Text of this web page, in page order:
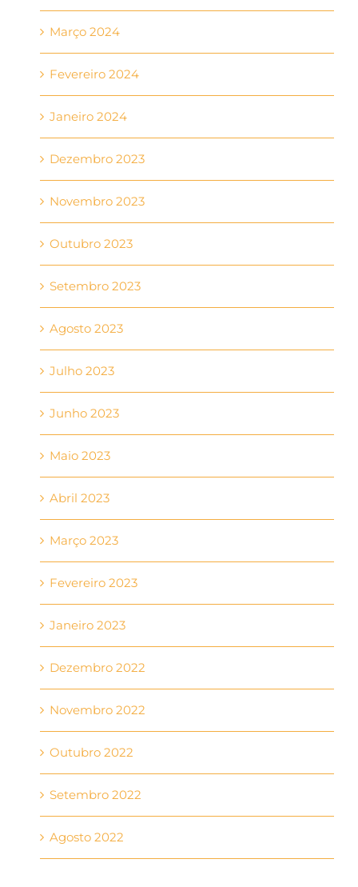
Março 2024
Fevereiro 2024
Janeiro 2024
Dezembro 2023
Novembro 2023
Outubro 2023
Setembro 2023
Agosto 2023
Julho 2023
Junho 2023
Maio 2023
Abril 2023
Março 2023
Fevereiro 2023
Janeiro 2023
Dezembro 2022
Novembro 2022
Outubro 2022
Setembro 2022
Agosto 2022